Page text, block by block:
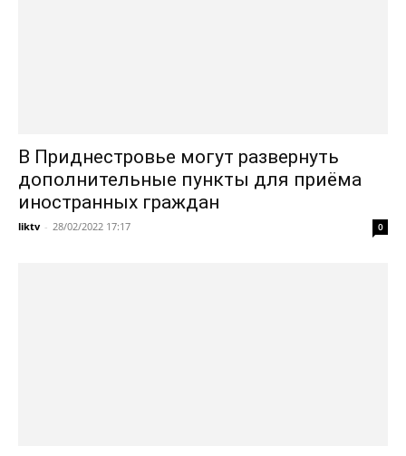
В Приднестровье могут развернуть
дополнительные пункты для приёма
иностранных граждан
liktv - 28/02/2022 17:17 0